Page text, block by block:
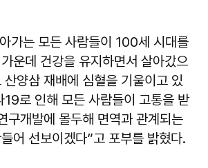
가는 모든 사람들이 100세 시대를
운데 건강을 유지하면서 살아갔으
산양삼 재배에 심혈을 기울이고 있
19로 인해 모든 사람들이 고통을 받
구개발에 몰두해 면역과 관계되는
어 선보이겠다”고 포부를 밝혔다.